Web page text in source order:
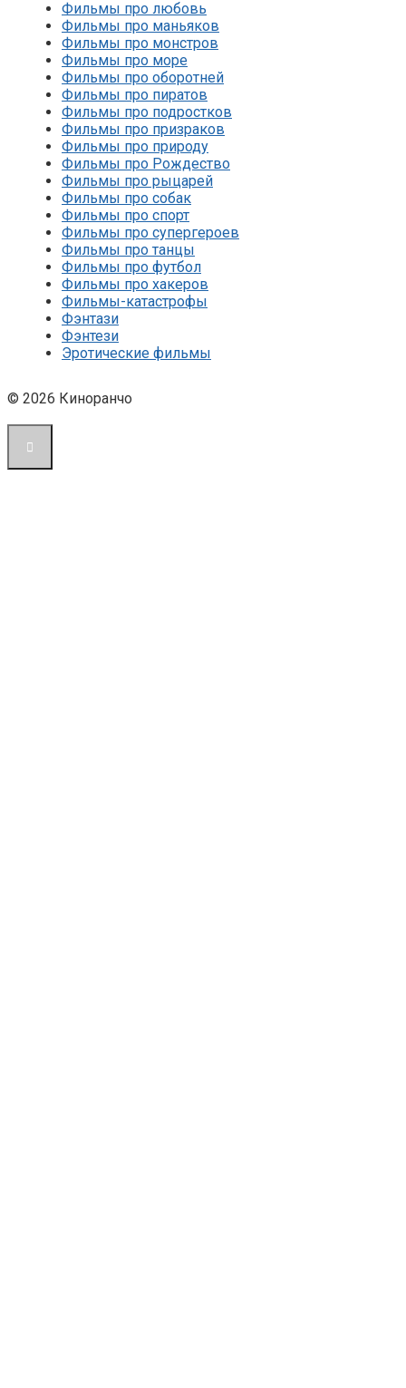
Фильмы про любовь
Фильмы про маньяков
Фильмы про монстров
Фильмы про море
Фильмы про оборотней
Фильмы про пиратов
Фильмы про подростков
Фильмы про призраков
Фильмы про природу
Фильмы про Рождество
Фильмы про рыцарей
Фильмы про собак
Фильмы про спорт
Фильмы про супергероев
Фильмы про танцы
Фильмы про футбол
Фильмы про хакеров
Фильмы-катастрофы
Фэнтази
Фэнтези
Эротические фильмы
© 2026 Киноранчо